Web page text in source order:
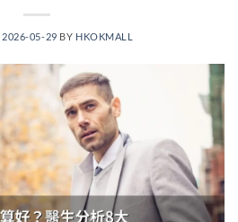
2026-05-29 BY HKOKMALL